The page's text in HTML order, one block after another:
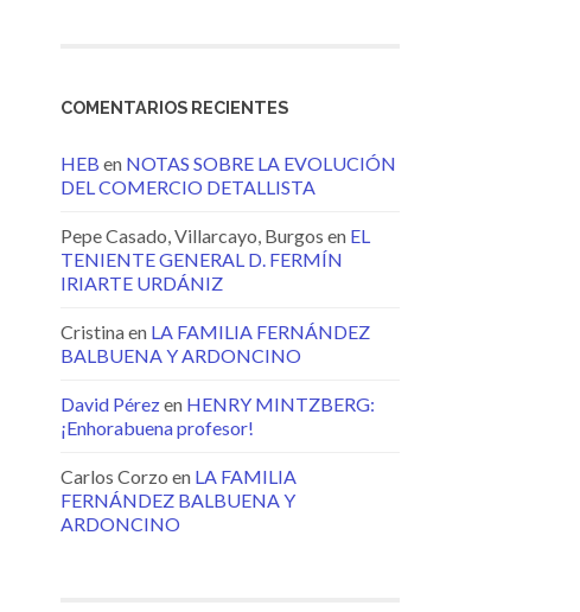
COMENTARIOS RECIENTES
HEB en NOTAS SOBRE LA EVOLUCIÓN
DEL COMERCIO DETALLISTA
Pepe Casado, Villarcayo, Burgos en EL
TENIENTE GENERAL D. FERMÍN
IRIARTE URDÁNIZ
Cristinaen LA FAMILIA FERNÁNDEZ
BALBUENA Y ARDONCINO
David Pérezen HENRY MINTZBERG:
¡Enhorabuena profesor!
Carlos Corzo en LA FAMILIA
FERNÁNDEZ BALBUENA Y
ARDONCINO